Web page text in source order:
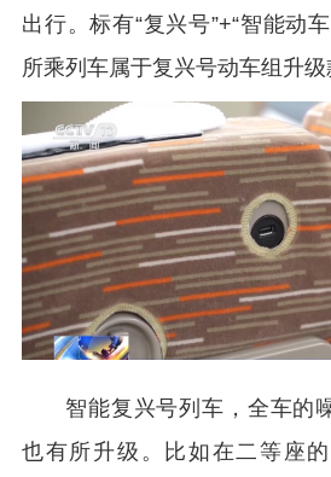
出行。标有“复兴号”+“智能动
所乘列车属于复兴号动车组升级
智能复兴号列车，全车的
也有所升级。比如在二等座